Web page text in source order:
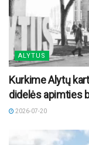
ALYTUS
Kurkime Alytų
didelės apimties
2026-07-20